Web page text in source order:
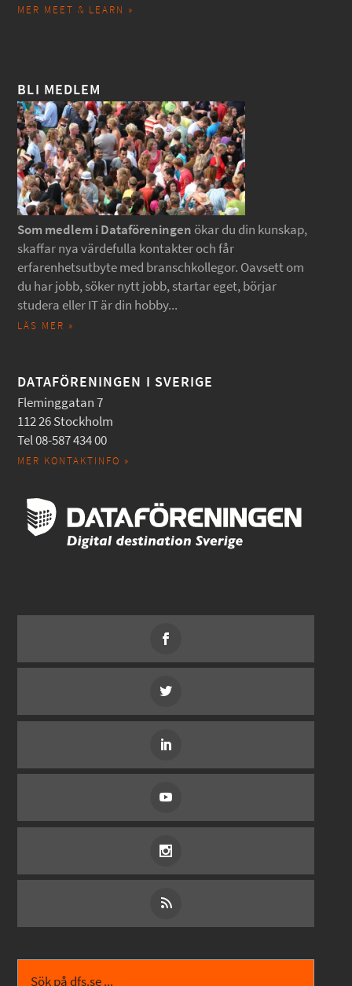
MER MEET & LEARN »
BLI MEDLEM
Som medlem i Dataföreningen ökar du din kunskap,
skaffar nya värdefulla kontakter och får
erfarenhetsutbyte med branschkollegor. Oavsett om
du har jobb, söker nytt jobb, startar eget, börjar
studera eller IT är din hobby...
LÄS MER »
DATAFÖRENINGEN I SVERIGE
Fleminggatan 7
112 26 Stockholm
Tel 08-587 434 00
MER KONTAKTINFO »